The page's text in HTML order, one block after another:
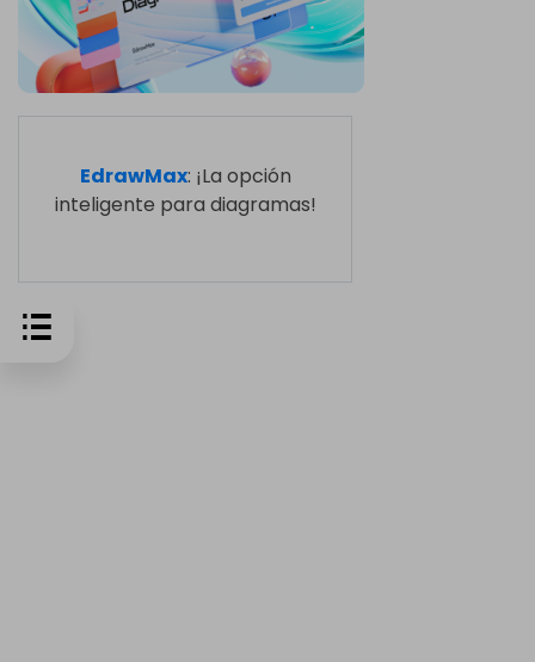
EdrawMax: ¡La opción
inteligente para diagramas!